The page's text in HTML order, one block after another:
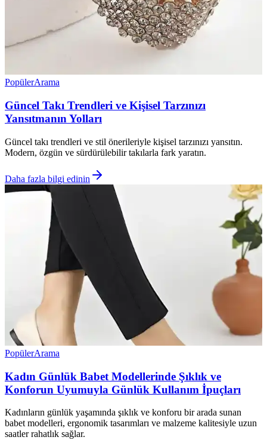
PopülerArama
Güncel Takı Trendleri ve Kişisel Tarzınızı
Yansıtmanın Yolları
Güncel takı trendleri ve stil önerileriyle kişisel tarzınızı yansıtın.
Modern, özgün ve sürdürülebilir takılarla fark yaratın.
Daha fazla bilgi edinin
PopülerArama
Kadın Günlük Babet Modellerinde Şıklık ve
Konforun Uyumuyla Günlük Kullanım İpuçları
Kadınların günlük yaşamında şıklık ve konforu bir arada sunan
babet modelleri, ergonomik tasarımları ve malzeme kalitesiyle uzun
saatler rahatlık sağlar.